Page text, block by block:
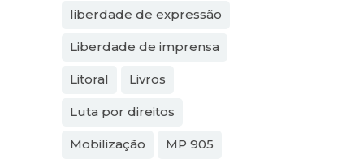
liberdade de expressão
Liberdade de imprensa
Litoral Livros
Luta por direitos
Mobilização MP 905